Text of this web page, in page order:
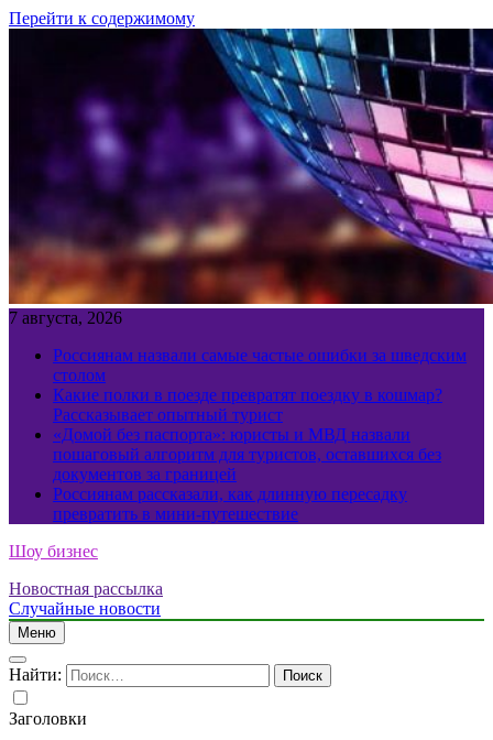
Перейти к содержимому
7 августа, 2026
Россиянам назвали самые частые ошибки за шведским
столом
Какие полки в поезде превратят поездку в кошмар?
Рассказывает опытный турист
«Домой без паспорта»: юристы и МВД назвали
пошаговый алгоритм для туристов, оставшихся без
документов за границей
Россиянам рассказали, как длинную пересадку
превратить в мини-путешествие
Шоу бизнес
Новостная рассылка
Случайные новости
Меню
Найти:
Заголовки